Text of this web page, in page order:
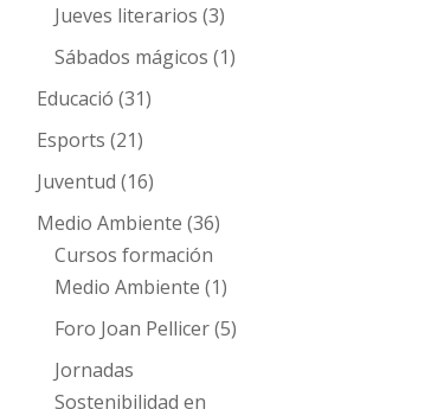
Jueves literarios (3)
Sábados mágicos (1)
Educació (31)
Esports (21)
Juventud (16)
Medio Ambiente (36)
Cursos formación
Medio Ambiente (1)
Foro Joan Pellicer(5)
Jornadas
Sostenibilidad en